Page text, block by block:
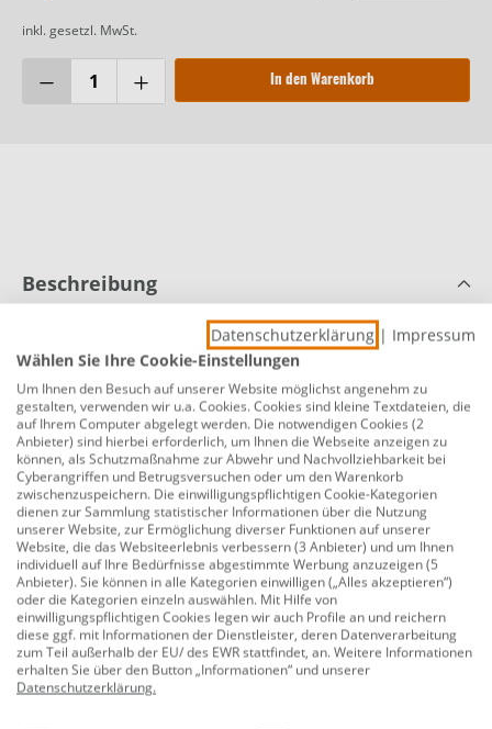
inkl. gesetzl. MwSt.
In den Warenkorb
Beschreibung
Paladin Grundsucher 20 g 20 g/1 Stück
Produktnummer:0689903753
Dieses Modell dient zum Ausloten der Wassertiefe. Der
Klapp-Grundsucher wird aufgeklappt und der
Angelhaken kann eingeführt werden.
20 g
1 Stück
Herstellerinformationen: PALADIN GmbH & Co. KG |
Alte Ziegelei 24 | 51588 Nümbrecht-Elsenroth,
DEUTSCHLAND | eMail: info@paladin.de |
Herstellernr. 1808020
Datenschutzerklärung | Impressum
Wählen Sie Ihre Cookie-Einstellungen
Um Ihnen den Besuch auf unserer Website möglichst angenehm zu
gestalten, verwenden wir u.a. Cookies. Cookies sind kleine Textdateien, die
auf Ihrem Computer abgelegt werden. Die notwendigen Cookies (2
Anbieter) sind hierbei erforderlich, um Ihnen die Webseite anzeigen zu
können, als Schutzmaßnahme zur Abwehr und Nachvollziehbarkeit bei
Cyberangriffen und Betrugsversuchen oder um den Warenkorb
zwischenzuspeichern. Die einwilligungspflichtigen Cookie-Kategorien
dienen zur Sammlung statistischer Informationen über die Nutzung
unserer Website, zur Ermöglichung diverser Funktionen auf unserer
Website, die das Websiteerlebnis verbessern (3 Anbieter) und um Ihnen
individuell auf Ihre Bedürfnisse abgestimmte Werbung anzuzeigen (5
Anbieter). Sie können in alle Kategorien einwilligen („Alles akzeptieren“)
oder die Kategorien einzeln auswählen. Mit Hilfe von
einwilligungspflichtigen Cookies legen wir auch Profile an und reichern
diese ggf. mit Informationen der Dienstleister, deren Datenverarbeitung
zum Teil außerhalb der EU/ des EWR stattfindet, an. Weitere Informationen
erhalten Sie über den Button „Informationen“ und unserer
Datenschutzerklärung.